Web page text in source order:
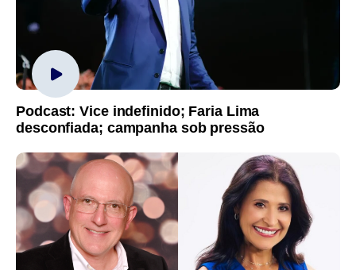
Podcast: Vice indefinido; Faria Lima
desconfiada; campanha sob pressão